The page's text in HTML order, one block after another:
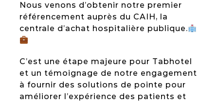
Patient Check-in Kiosk
Nous venons d’obtenir notre premier
référencement auprès du CAIH, la
centrale d’achat hospitalière publique.
C’est une étape majeure pour Tabhotel
et un témoignage de notre engagement
à fournir des solutions de pointe pour
améliorer l’expérience des patients et